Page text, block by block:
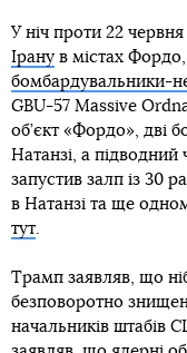
У ніч проти 22 червня
Ірану в містах
бомбардувальники-
GBU-57 Massive
об’єкт «Фордо», дві
Натанзі, а
запустив залп із 30
в Натанзі та ще
тут.
Трамп заявляв, що
безповоротно
начальників штабів